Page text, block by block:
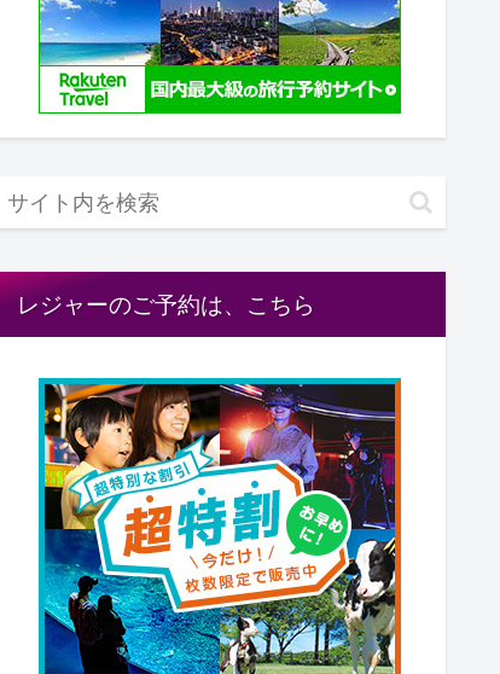
レジャーのご予約は、こちら